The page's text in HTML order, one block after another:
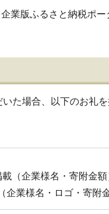
業版ふるさと納税ポ
た場合、以下のお礼
（企業様名・寄附金額
企業様名・ロゴ・寄附